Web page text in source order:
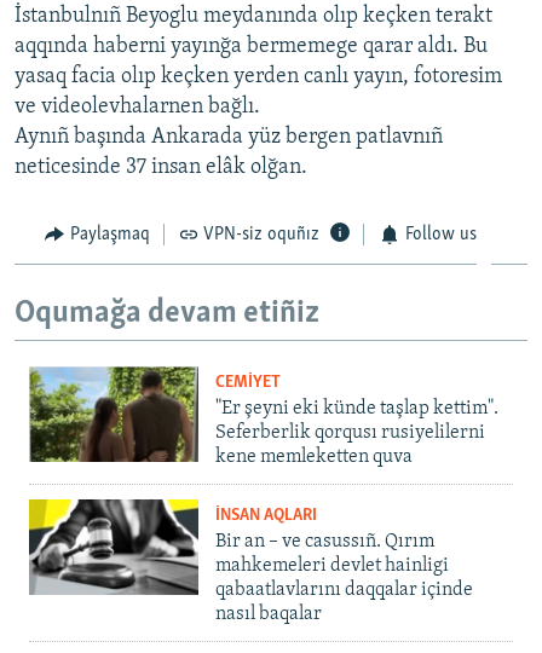
İstanbulnıñ Beyoglu meydanında olıp keçken terakt
aqqında haberni yayınğa bermemege qarar aldı. Bu
yasaq facia olıp keçken yerden canlı yayın, fotoresim
ve videolevhalarnen bağlı.
Aynıñ başında Ankarada yüz bergen patlavnıñ
neticesinde 37 insan elâk olğan.
Paylaşmaq VPN-siz oquñız Follow us
Oqumağa devam etiñiz
CEMİYET
"Er şeyni eki künde taşlap kettim".
Seferberlik qorqusı rusiyelilerni
kene memleketten quva
İNSAN AQLARI
Bir an – ve casussıñ. Qırım
mahkemeleri devlet hainligi
qabaatlavlarını daqqalar içinde
nasıl baqalar